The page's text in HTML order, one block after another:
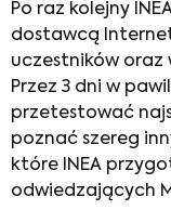
Po raz kolejny
dostawcą
uczestników oraz
Przez 3 dni w
przetestować
poznać szereg
które
INEA
odwiedzających